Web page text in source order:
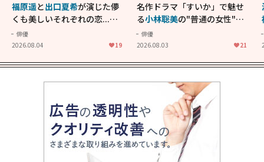
福原遥と出口夏希が演じた儚
くも美しいそれぞれの恋...生
きることの尊さを教えてくれ
た映画「あの花が咲く丘で、
俳優
2026.08.04
19
名作ドラマ「すいか」で魅せ
る小林聡美の"普通の女性"が
大人に刺さる...映画「かもめ
食堂」にも通じる静かな芝居
俳優
2026.08.03
21